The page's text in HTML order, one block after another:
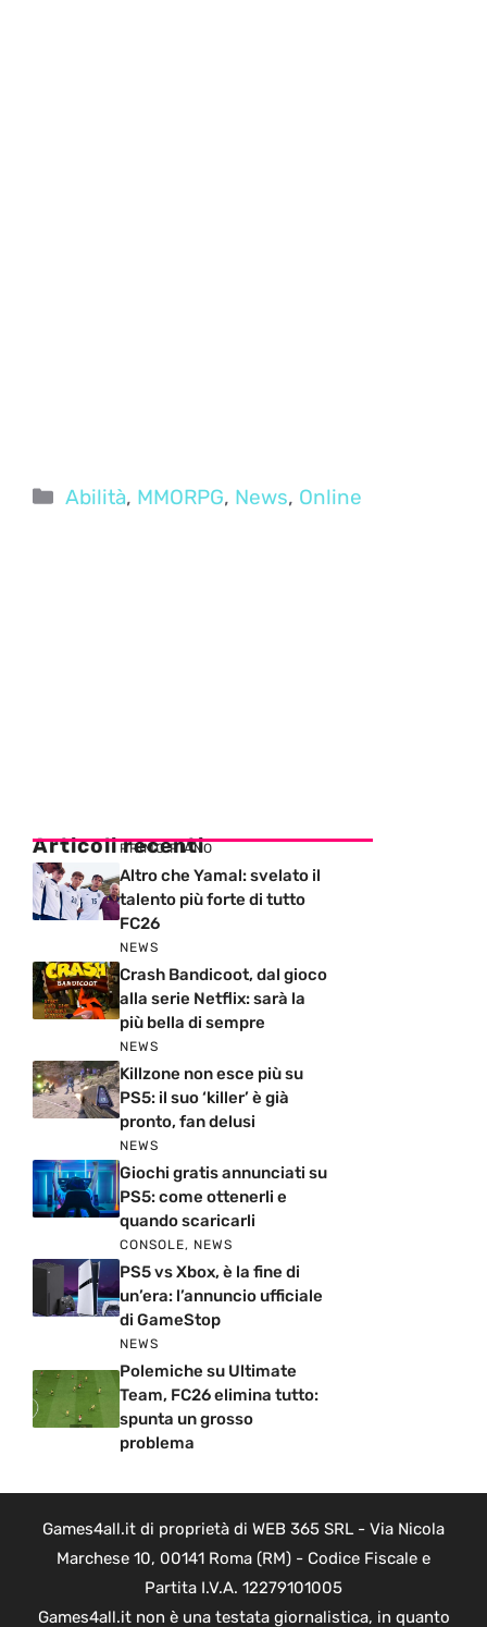
Categorie
Abilità, MMORPG, News, Online
Articoli recenti
PRIMO PIANO
Altro che Yamal: svelato il
talento più forte di tutto
FC26
NEWS
Crash Bandicoot, dal gioco
alla serie Netflix: sarà la
più bella di sempre
NEWS
Killzone non esce più su
PS5: il suo ‘killer’ è già
pronto, fan delusi
NEWS
Giochi gratis annunciati su
PS5: come ottenerli e
quando scaricarli
CONSOLE, NEWS
PS5 vs Xbox, è la fine di
un’era: l’annuncio ufficiale
di GameStop
NEWS
Polemiche su Ultimate
Team, FC26 elimina tutto:
spunta un grosso
problema
Games4all.it di proprietà di WEB 365 SRL - Via Nicola
Marchese 10, 00141 Roma (RM) - Codice Fiscale e
Partita I.V.A. 12279101005
Games4all.it non è una testata giornalistica, in quanto